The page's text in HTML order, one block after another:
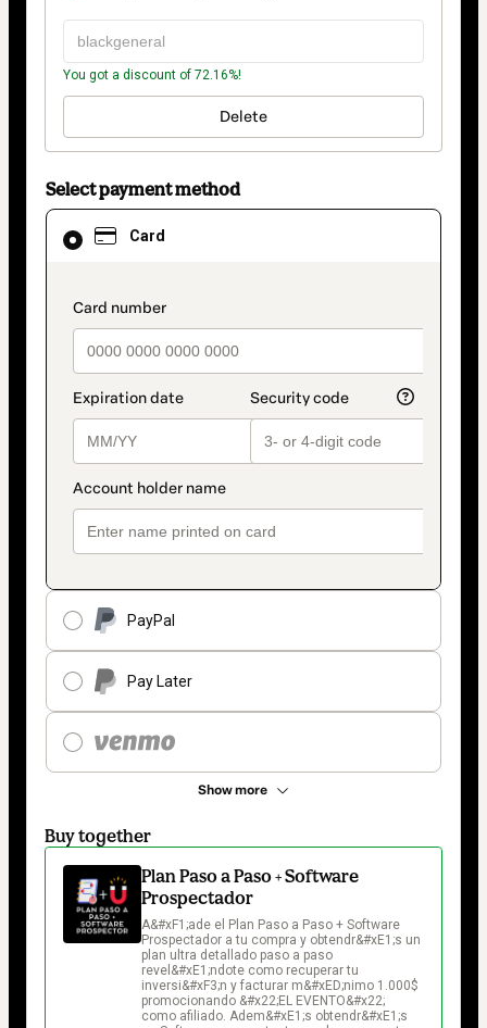
You got a discount of 72.16%!
Delete
Select payment method
Card
payment_data.section_title_v2
PayPal
Pay Later
Show more
Card
selected
method
Buy together
Plan Paso a Paso + Software
Prospectador
A&#xF1;ade el Plan Paso a Paso + Software
Prospectador a tu compra y obtendr&#xE1;s un
plan ultra detallado paso a paso
revel&#xE1;ndote como recuperar tu
inversi&#xF3;n y facturar m&#xED;nimo 1.000$
promocionando &#x22;EL EVENTO&#x22;
como afiliado. Adem&#xE1;s obtendr&#xE1;s